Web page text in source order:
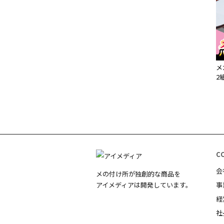
2
メの付け所が独創的な商品を
アイメディアは開発しています。